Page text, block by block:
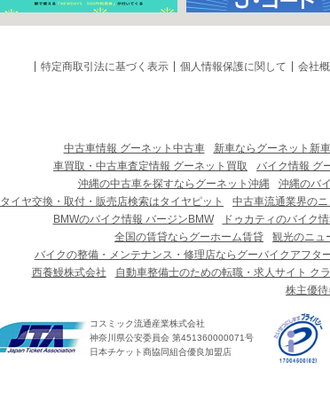
特定商取引法に基づく表示 個人情報保護に関して 会社
中古車情報 グーネット中古車 新車ならグーネット新車
車買取・中古車査定情報 グーネット買取
バイク情報 グ
沖縄の中古車を探すならグーネット沖縄
沖縄のバ
タイヤ交換・取付・販売店検索はタイヤピット
中古車流通業界の
BMWのバイク情報 バージンBMW
ドゥカティのバイク
全国の賃貸ならグーホーム賃貸
観光のニュ
バイクの整備・メンテナンス・修理店ならグーバイクアフタ
西養鰻株式会社
自動車整備士のための転職・求人サイト ク
株主優
コスミック流通産業株式会社
神奈川県公安委員会 第451360000071号
日本チケット商協同組合優良加盟店